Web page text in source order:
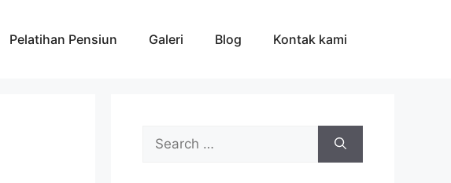
Pelatihan Pensiun Galeri Blog Kontak kami
Search
for: